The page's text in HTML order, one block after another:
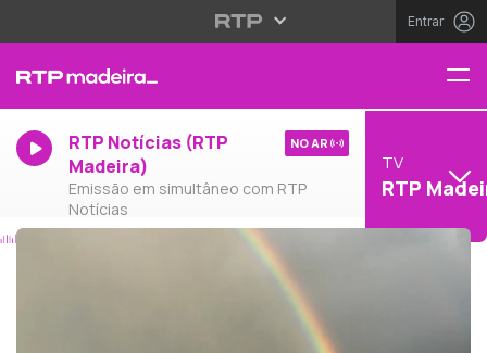
Entrar
RTP Notícias (RTP
Madeira)
Emissão em simultâneo com RTP
Notícias
NO AR
TV
RTP